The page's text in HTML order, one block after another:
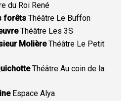
du Roi René
forêts Théâtre Le Buffon
Théâtre Les 3S
MolièreThéâtre Le Petit
Théâtre Au coin de la
Espace Alya